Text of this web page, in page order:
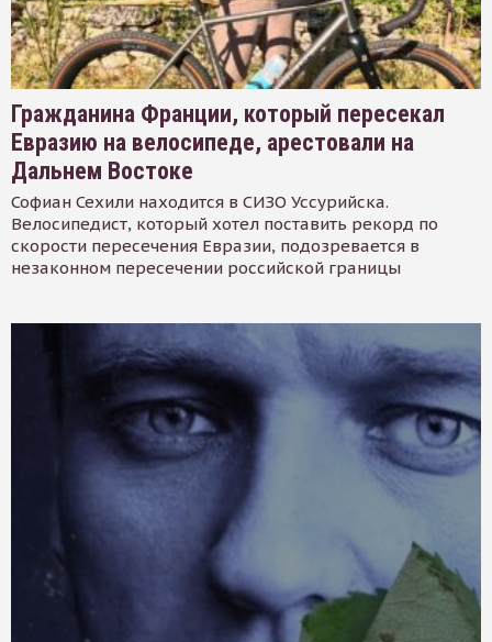
Гражданина Франции, который пересекал
Евразию на велосипеде, арестовали на
Дальнем Востоке
Софиан Сехили находится в СИЗО Уссурийска.
Велосипедист, который хотел поставить рекорд по
скорости пересечения Евразии, подозревается в
незаконном пересечении российской границы